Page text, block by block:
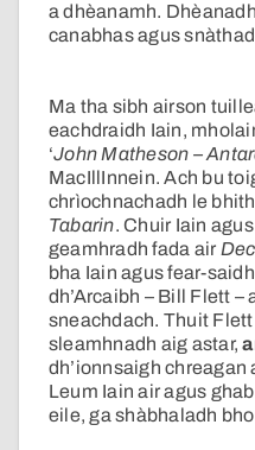
a dhèanamh.
canabhas agus
Ma tha sibh airson
eachdraidh Iain,
‘John Matheson –
MacIllInnein. Ach bu
chrìochnachadh le
Tabarin. Chuir Iain
geamhradh fada air
bha Iain agus fear-
dh’Arcaibh – Bill Flett –
sneachdach. Thuit
sleamhnadh aig astar,
dh’ionnsaigh chreagan
Leum Iain air agus
eile, ga shàbhaladh